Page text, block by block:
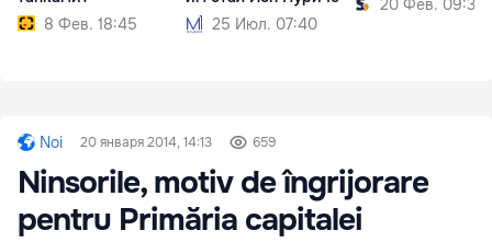
8 Фев. 18:45
25 Июл. 07:40
Noi 20 января 2014, 14:13 659
Ninsorile, motiv de îngrijorare
pentru Primăria capitalei